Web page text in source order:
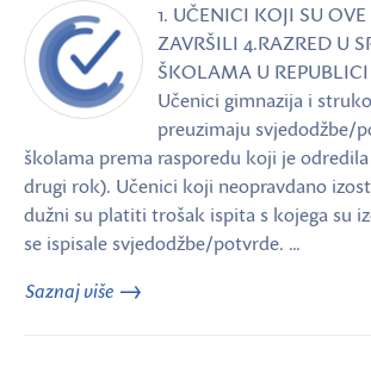
1. UČENICI KOJI SU
ZAVRŠILI 4.RAZRED U
ŠKOLAMA U
Učenici gimnazija i
preuzimaju svjedodžbe/
školama prema rasporedu koji je
drugi rok). Učenici koji neopravdano
dužni su platiti trošak ispita s kojega su
se ispisale svjedodžbe/potvrde. …
Saznaj više